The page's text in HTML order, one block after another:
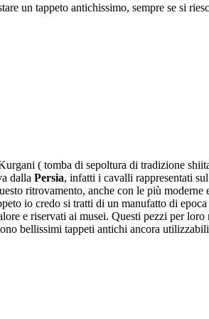
un tappeto antichissimo, sempre se si
( tomba di sepoltura di tradizione
dalla Persia, infatti i cavalli rappresentati
ritrovamento, anche con le più moderne
io credo si tratti di un manufatto di epoca
e riservati ai musei. Questi pezzi per loro
bellissimi tappeti antichi ancora